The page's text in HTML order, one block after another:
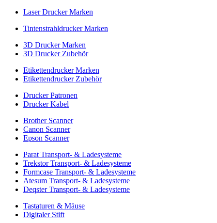
Laser Drucker Marken
Tintenstrahldrucker Marken
3D Drucker Marken
3D Drucker Zubehör
Etikettendrucker Marken
Etikettendrucker Zubehör
Drucker Patronen
Drucker Kabel
Brother Scanner
Canon Scanner
Epson Scanner
Parat Transport- & Ladesysteme
Trekstor Transport- & Ladesysteme
Formcase Transport- & Ladesysteme
Atesum Transport- & Ladesysteme
Deqster Transport- & Ladesysteme
Tastaturen & Mäuse
Digitaler Stift